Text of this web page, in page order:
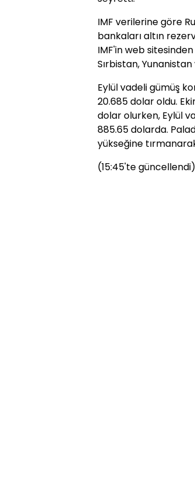
IMF verilerine göre
bankaları altın
IMF'in web
Sırbistan,
Eylül vadeli gümüş
20.685 dolar oldu.
dolar olurken, Eylül
885.65 dolarda.
yükseğine
(15:45'te güncellendi)